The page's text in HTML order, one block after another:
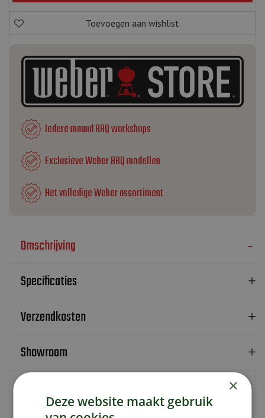
Iedere maand BBQ workshops
Exclusieve Weber BBQ modellen
Het volledige Weber assortiment
Omschrijving
Specificaties
Verzendkosten
Showroom
Maak barbecueën op je Lumin Compact*-elektrische barbecue
gemakkelijker met het onderstel met zijtafel. Het inklapbare
×
Deze website maakt gebruik